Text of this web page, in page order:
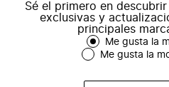
Sé el primero en
exclusivas y
principales
Me gusta la
Me gusta la